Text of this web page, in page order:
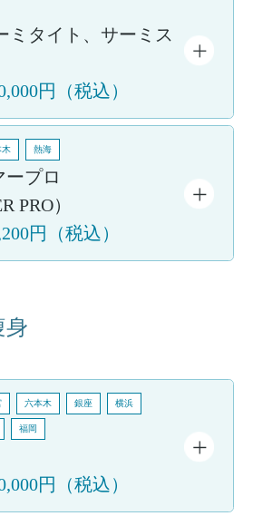
ミタイト、サーミス
円 （税込）
木 熱海
ープロ
PRO）
円 （税込）
身
六本木 銀座 横浜
福岡
円 （税込）